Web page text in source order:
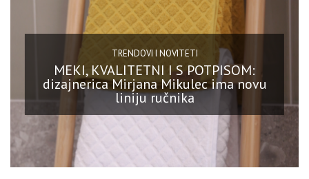
TRENDOVI I NOVITETI
MEKI, KVALITETNI I S POTPISOM:
dizajnerica Mirjana Mikulec ima novu
liniju ručnika